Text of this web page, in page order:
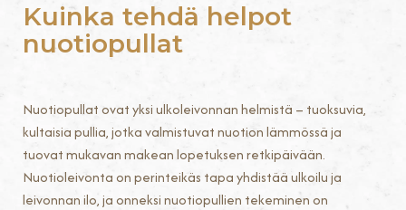
Kuinka tehdä helpot
nuotiopullat
Nuotiopullat ovat yksi ulkoleivonnan helmistä – tuoksuvia,
kultaisia pullia, jotka valmistuvat nuotion lämmössä ja
tuovat mukavan makean lopetuksen retkipäivään.
Nuotioleivonta on perinteikäs tapa yhdistää ulkoilu ja
leivonnan ilo, ja onneksi nuotiopullien tekeminen on